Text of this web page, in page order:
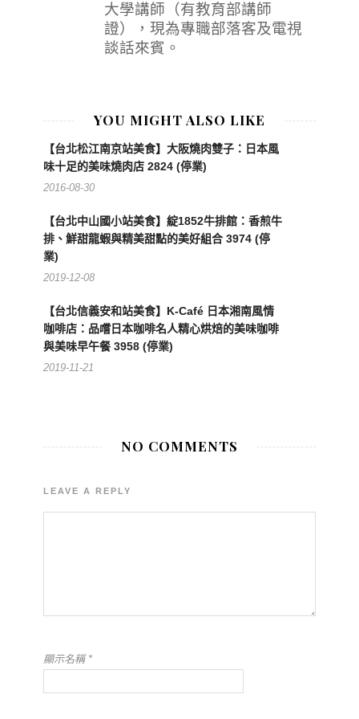
大學講師（有教育部講師
證），現為專職部落客及電視
談話來賓。
YOU MIGHT ALSO LIKE
【台北松江南京站美食】大阪燒肉雙子：日本風
味十足的美味燒肉店 2824 (停業)
2016-08-30
【台北中山國小站美食】綻1852牛排館：香煎牛
排、鮮甜龍蝦與精美甜點的美好組合 3974 (停
業)
2019-12-08
【台北信義安和站美食】K-Café 日本湘南風情
咖啡店：品嚐日本咖啡名人精心烘焙的美味咖啡
與美味早午餐 3958 (停業)
2019-11-21
NO COMMENTS
LEAVE A REPLY
顯示名稱 *